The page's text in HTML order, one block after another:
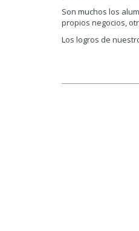
Son muchos los
propios negocios,
Los logros de